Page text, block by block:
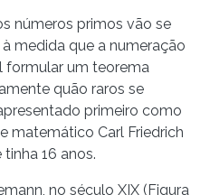
números primos vão se
medida que a numeração
formular um teorema
quão raros se
primeiro como
matemático Carl Friedrich
16 anos.
no século XIX (Figura